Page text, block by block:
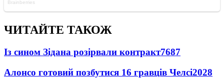
ЧИТАЙТЕ ТАКОЖ
Із сином Зідана розірвали контракт7687
Алонсо готовий позбутися 16 гравців Челсі2028